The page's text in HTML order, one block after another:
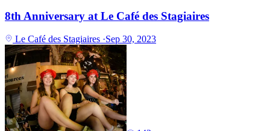
8th Anniversary at Le Café des Stagiaires
Le Café des Stagiaires ·Sep 30, 2023